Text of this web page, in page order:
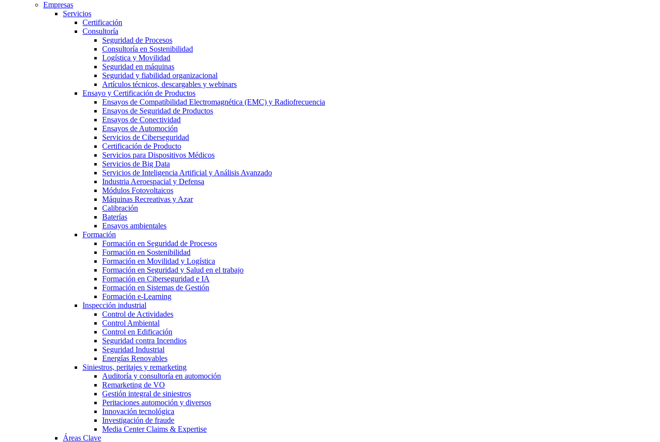
Empresas
Servicios
Certificación
Consultoría
Seguridad de Procesos
Consultoría en Sostenibilidad
Logística y Movilidad
Seguridad en máquinas
Seguridad y fiabilidad organizacional
Artículos técnicos, descargables y webinars
Ensayo y Certificación de Productos
Ensayos de Compatibilidad Electromagnética (EMC) y Radiofrecuencia
Ensayos de Seguridad de Productos
Ensayos de Conectividad
Ensayos de Automoción
Servicios de Ciberseguridad
Certificación de Producto
Servicios para Dispositivos Médicos
Servicios de Big Data
Servicios de Inteligencia Artificial y Análisis Avanzado
Industria Aeroespacial y Defensa
Módulos Fotovoltaicos
Máquinas Recreativas y Azar
Calibración
Baterías
Ensayos ambientales
Formación
Formación en Seguridad de Procesos
Formación en Sostenibilidad
Formación en Movilidad y Logística
Formación en Seguridad y Salud en el trabajo
Formación en Ciberseguridad e IA
Formación en Sistemas de Gestión
Formación e-Learning
Inspección industrial
Control de Actividades
Control Ambiental
Control en Edificación
Seguridad contra Incendios
Seguridad Industrial
Energías Renovables
Siniestros, peritajes y remarketing
Auditoría y consultoría en automoción
Remarketing de VO
Gestión integral de siniestros
Peritaciones automoción y diversos
Innovación tecnológica
Investigación de fraude
Media Center Claims & Expertise
Áreas Clave